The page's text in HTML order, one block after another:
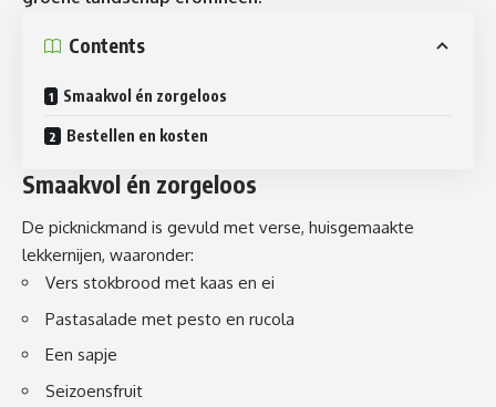
Contents
Smaakvol én zorgeloos
Bestellen en kosten
Smaakvol én zorgeloos
De picknickmand is gevuld met verse, huisgemaakte
lekkernijen, waaronder:
Vers stokbrood met kaas en ei
Pastasalade met pesto en rucola
Een sapje
Seizoensfruit